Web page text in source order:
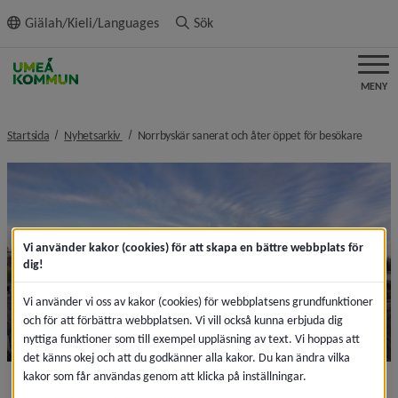
innehållet
Giälah/Kieli/Languages Sök
MENY
Startsida Nyhetsarkiv nivå i brödsmulenavigeringen
Norrbyskär sanerat och åter öppet för besökarenivå i
Vi använder kakor (cookies) för att skapa en bättre webbplats för
dig!
Vi använder vi oss av kakor (cookies) för webbplatsens grundfunktioner
och för att förbättra webbplatsen. Vi vill också kunna erbjuda dig
nyttiga funktioner som till exempel uppläsning av text. Vi hoppas att
det känns okej och att du godkänner alla kakor. Du kan ändra vilka
kakor som får användas genom att klicka på inställningar.